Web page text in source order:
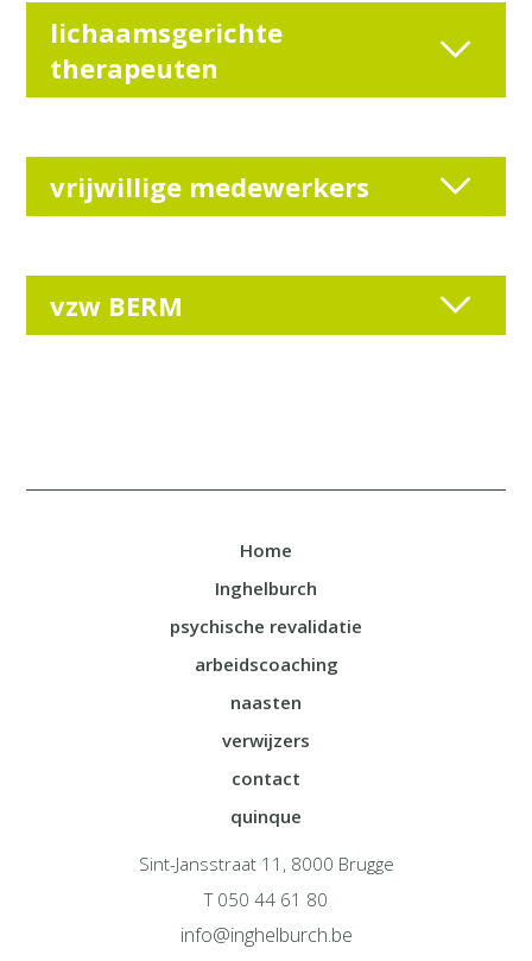
lichaamsgerichte
therapeuten
vrijwillige medewerkers
vzw BERM
Home
Inghelburch
psychische revalidatie
arbeidscoaching
naasten
verwijzers
contact
quinque
Sint-Jansstraat 11, 8000 Brugge
T 050 44 61 80
info@inghelburch.be